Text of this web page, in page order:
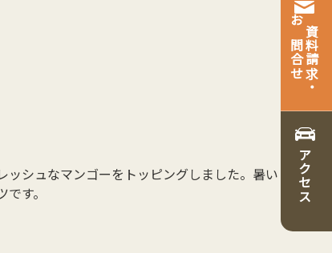
資料請求・
お問合せ
アクセス
ッシュなマンゴーをトッピングしました。暑い
す。